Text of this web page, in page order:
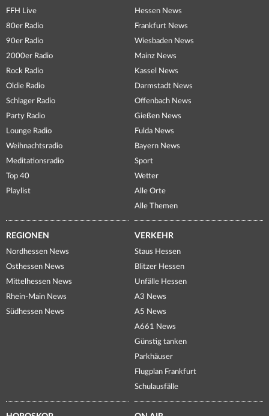
FFH Live
80er Radio
90er Radio
2000er Radio
Rock Radio
Oldie Radio
Schlager Radio
Party Radio
Lounge Radio
Weihnachtsradio
Meditationsradio
Top 40
Playlist
Hessen News
Frankfurt News
Wiesbaden News
Mainz News
Kassel News
Darmstadt News
Offenbach News
Gießen News
Fulda News
Bayern News
Sport
Wetter
Alle Orte
Alle Themen
REGIONEN
Nordhessen News
Osthessen News
Mittelhessen News
Rhein-Main News
Südhessen News
VERKEHR
Staus Hessen
Blitzer Hessen
Unfälle Hessen
A3 News
A5 News
A661 News
Günstig tanken
Parkhäuser
Flugplan Frankfurt
Schulausfälle